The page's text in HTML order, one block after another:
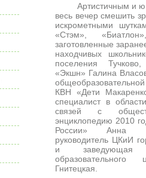
Артистичным и
весь вечер смешить
искрометными
«Стэм»,
заготовленные
находчивых
поселения
«Экшн» Галина
КВН «Дети
специалист в
связей с
энциклопедию 2010
России» Анна
руководитель ЦКиИ
и заведующая
Гнитецкая.